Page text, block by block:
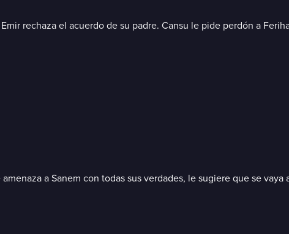
rechaza el acuerdo de su padre. Cansu le pide perdón a
a Sanem con todas sus verdades, le sugiere que se